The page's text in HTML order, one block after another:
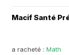
Macif Santé
a racheté : Math